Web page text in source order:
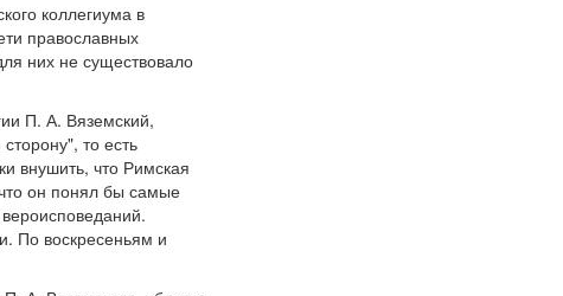
коллегиума в
православных
них не существовало
П. А. Вяземский,
то есть
внушить, что Римская
он понял бы самые
По воскресеньям и